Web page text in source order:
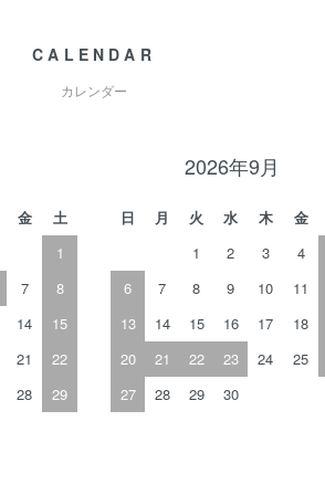
CALENDAR
カレンダー
金
土
1
7
8
14
15
21
22
28
29
2026年9月
日 月 火 水 木 金
1
2 3 4
6
7 8 9 10 11
13
14 15 16 17 18
20
21 22 23 24 25
27
28 29 30